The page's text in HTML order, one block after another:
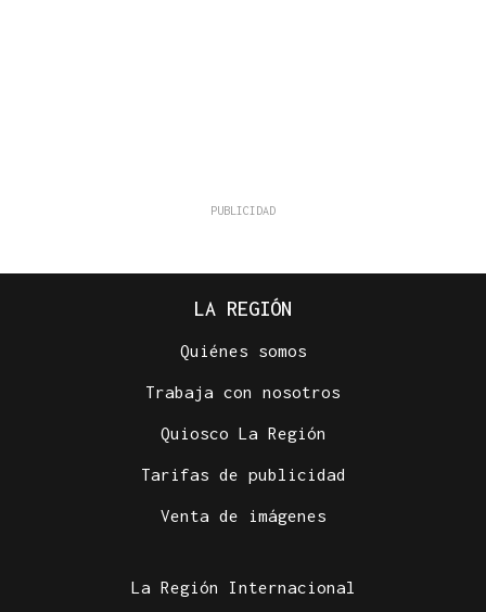
LA REGIÓN
Quiénes somos
Trabaja con nosotros
Quiosco La Región
Tarifas de publicidad
Venta de imágenes
La Región Internacional